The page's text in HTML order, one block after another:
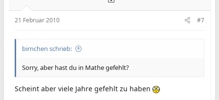
21 Februar 2010 #7
birnchen schrieb:
Sorry, aber hast du in Mathe gefehlt?
Scheint aber viele Jahre gefehlt zu haben